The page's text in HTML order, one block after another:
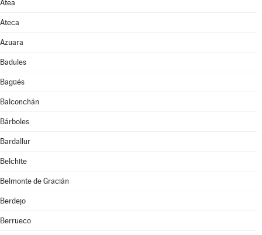
Atea
Ateca
Azuara
Badules
Bagüés
Balconchán
Bárboles
Bardallur
Belchite
Belmonte de Gracián
Berdejo
Berrueco